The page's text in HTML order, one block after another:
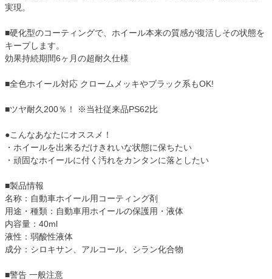
実現。
■硬化型のコーティングで、ホイール本来の質感が復活しその状態を
キープします。
効果持続期間6ヶ月の超耐久仕様
■全色ホイール対応 クロームメッキやブラック系もOK!
■ツヤ耐久200％！ ※当社従来品PS62比
●こんなあなたにオススメ！
・ホイールを出来るだけきれいな状態に保ちたい
・頑固なホイールに付く汚れをカンタンに落としたい
■製品情報
名称：自動車ホイール用コーティング剤
用途・種類：自動車用ホイールの保護用・液体
内容量：40ml
液性：弱酸性液体
成分：シロキサン、アルコール、シラン化合物
■警告 一般注意